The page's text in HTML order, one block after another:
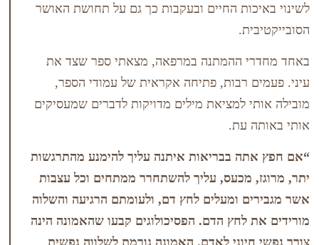
החיים ובעקבות כך גם על תחושת האושר
ההמתנה במרפאה, מצאתי ספר שצד את
רבות, פתיחה אקראית של עמודי הספר,
למציאת מילים מדויקות לדברים שמעסיקים
עת.
בבריאות איתנה עליך להימנע מהתרגשות
מכעס, עליך להשתחרר ממתחים וכל עצבות
ומעלים לחץ דם, ולעומתם הרגיעה והשלוה
הדם. הפסיכולוגים קבעו שהאמונה הינה